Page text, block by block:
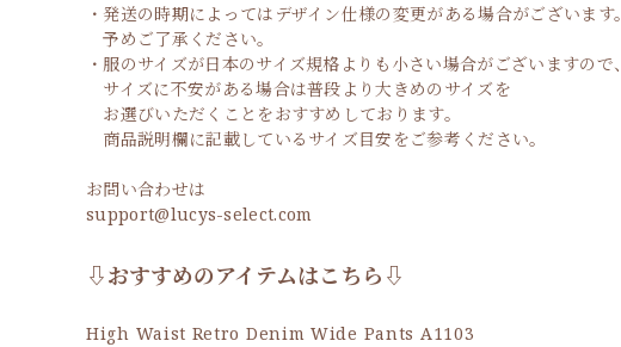
・発送の時期によってはデザイン仕様の変更がある場合がございます。
予めご了承ください。
・服のサイズが日本のサイズ規格よりも小さい場合がございますので、
サイズに不安がある場合は普段より大きめのサイズを
お選びいただくことをおすすめしております。
商品説明欄に記載しているサイズ目安をご参考ください。
お問い合わせは
support@lucys-select.com
⇩おすすめのアイテムはこちら⇩
High Waist Retro Denim Wide Pants A1103